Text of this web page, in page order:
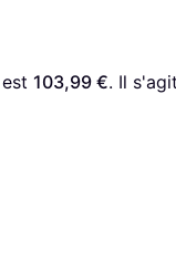
est 103,99 €. Il